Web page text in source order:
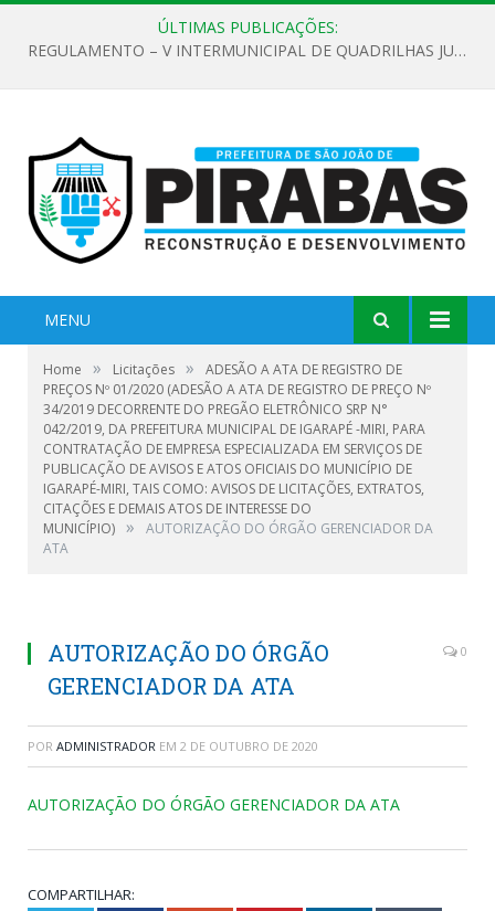
ÚLTIMAS PUBLICAÇÕES:
EDITAL DE CHAMAMENTO PÚBLICO Nº 02/2026
MENU
Home » Licitações »
ADESÃO A ATA DE REGISTRO DE
PREÇOS Nº 01/2020 (ADESÃO A ATA DE REGISTRO DE PREÇO Nº
34/2019 DECORRENTE DO PREGÃO ELETRÔNICO SRP N°
042/2019, DA PREFEITURA MUNICIPAL DE IGARAPÉ -MIRI, PARA
CONTRATAÇÃO DE EMPRESA ESPECIALIZADA EM SERVIÇOS DE
PUBLICAÇÃO DE AVISOS E ATOS OFICIAIS DO MUNICÍPIO DE
IGARAPÉ-MIRI, TAIS COMO: AVISOS DE LICITAÇÕES, EXTRATOS,
CITAÇÕES E DEMAIS ATOS DE INTERESSE DO
MUNICÍPIO) »
AUTORIZAÇÃO DO ÓRGÃO GERENCIADOR DA
ATA
AUTORIZAÇÃO DO ÓRGÃO
GERENCIADOR DA ATA
0
POR ADMINISTRADOR EM 2 DE OUTUBRO DE 2020
AUTORIZAÇÃO DO ÓRGÃO GERENCIADOR DA ATA
COMPARTILHAR: